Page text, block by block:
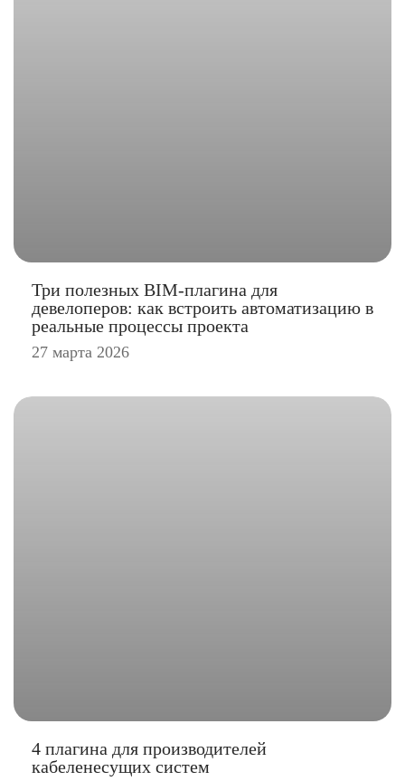
Три полезных BIM-плагина для
девелоперов: как встроить автоматизацию в
реальные процессы проекта
27 марта 2026
4 плагина для производителей
кабеленесущих систем